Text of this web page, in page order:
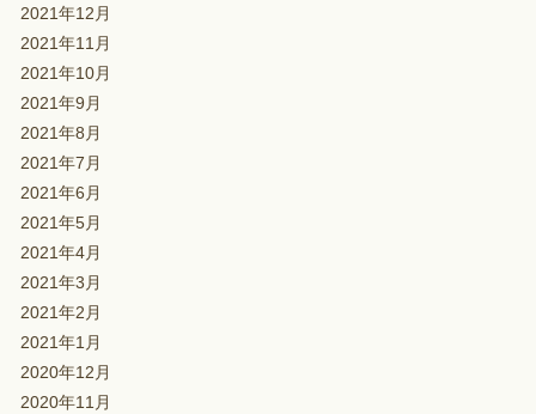
2021年12月
2021年11月
2021年10月
2021年9月
2021年8月
2021年7月
2021年6月
2021年5月
2021年4月
2021年3月
2021年2月
2021年1月
2020年12月
2020年11月